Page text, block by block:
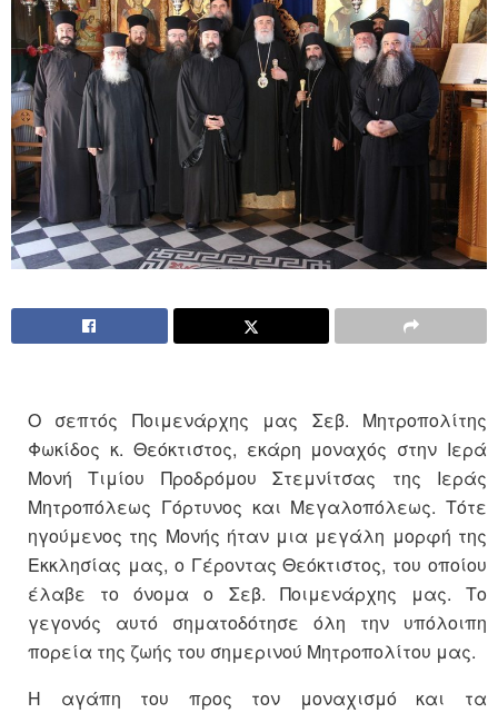
Ο σεπτός Ποιμενάρχης μας Σεβ. Μητροπολίτης
Φωκίδος κ. Θεόκτιστος, εκάρη μοναχός στην Ιερά
Μονή Τιμίου Προδρόμου Στεμνίτσας της Ιεράς
Μητροπόλεως Γόρτυνος και Μεγαλοπόλεως. Τότε
ηγούμενος της Μονής ήταν μια μεγάλη μορφή της
Εκκλησίας μας, ο Γέροντας Θεόκτιστος, του οποίου
έλαβε το όνομα ο Σεβ. Ποιμενάρχης μας. Το
γεγονός αυτό σηματοδότησε όλη την υπόλοιπη
πορεία της ζωής του σημερινού Μητροπολίτου μας.
Η αγάπη του προς τον μοναχισμό και τα